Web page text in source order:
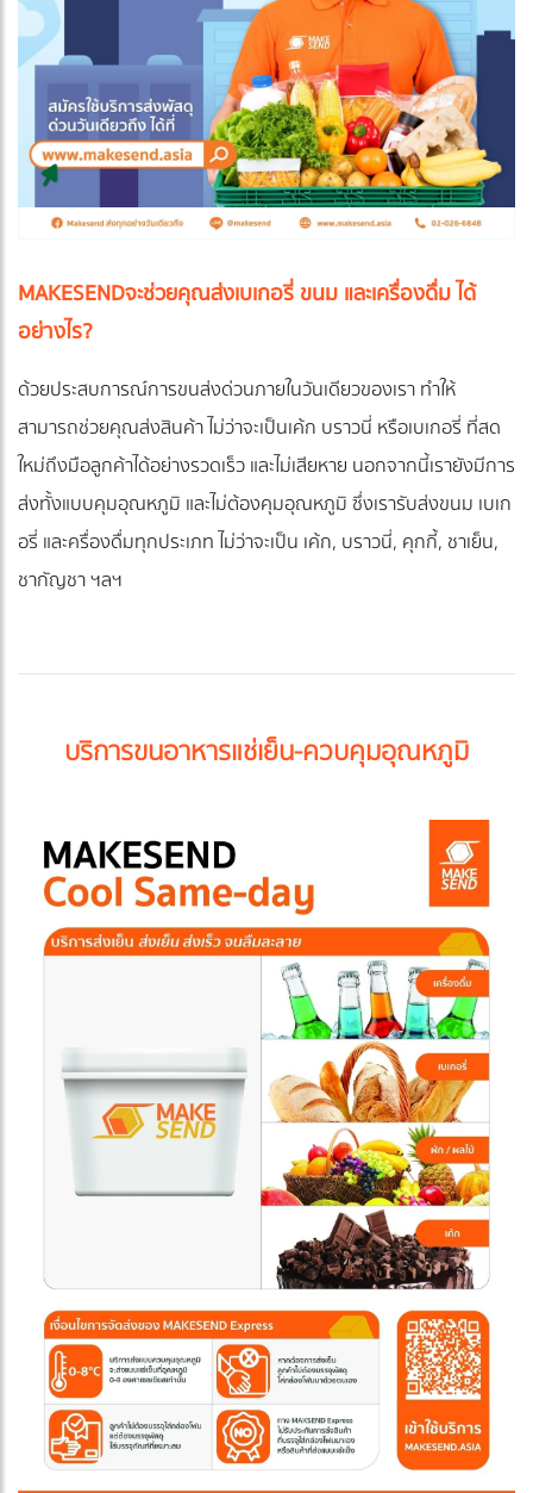
MAKESENDจะช่วยคุณส่งเบเกอรี่ ขนม และเครื่องดื่ม ได้
อย่างไร?
ด้วยประสบการณ์การขนส่งด่วนภายในวันเดียวของเรา ทำให้
สามารถช่วยคุณส่งสินค้า ไม่ว่าจะเป็นเค้ก บราวนี่ หรือเบเกอรี่ ที่สด
ใหม่ถึงมือลูกค้าได้อย่างรวดเร็ว และไม่เสียหาย นอกจากนี้เรายังมีการ
ส่งทั้งแบบคุมอุณหภูมิ และไม่ต้องคุมอุณหภูมิ ซึ่งเรารับส่งขนม เบเก
อรี่ และครื่องดื่มทุกประเภท ไม่ว่าจะเป็น เค้ก, บราวนี่, คุกกี้, ชาเย็น,
ชากัญชา ฯลฯ
บริการขนอาหารแช่เย็น-ควบคุมอุณหภูมิ